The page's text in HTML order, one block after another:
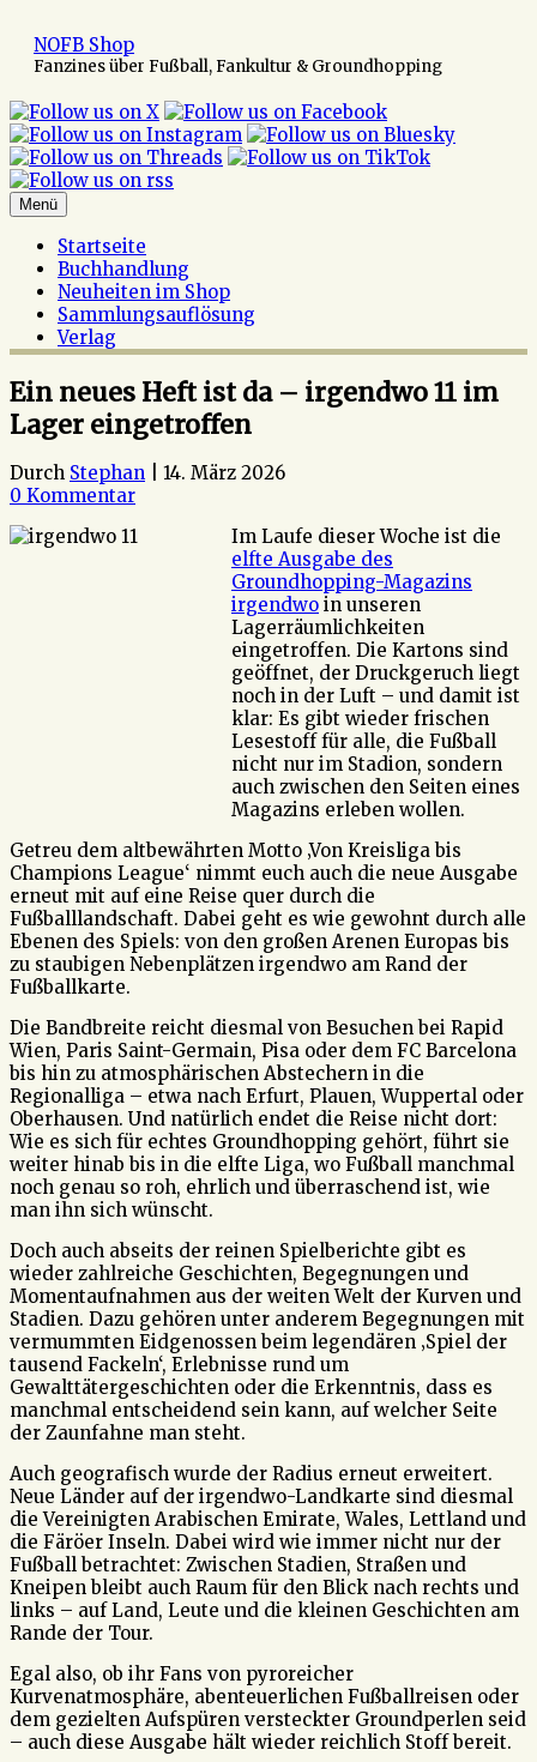
Inhalt
springen
NOFB Shop
Fanzines über Fußball, Fankultur & Groundhopping
Menü
Startseite
Buchhandlung
Neuheiten im Shop
Sammlungsauflösung
Verlag
Ein neues Heft ist da – irgendwo 11 im
Lager eingetroffen
Durch Stephan
14. März 2026
0 Kommentar
Im Laufe dieser Woche ist die
elfte Ausgabe des
Groundhopping-Magazins
irgendwo in unseren
Lagerräumlichkeiten
eingetroffen. Die Kartons sind
geöffnet, der Druckgeruch liegt
noch in der Luft – und damit ist
klar: Es gibt wieder frischen
Lesestoff für alle, die Fußball
nicht nur im Stadion, sondern
auch zwischen den Seiten eines
Magazins erleben wollen.
Getreu dem altbewährten Motto ‚Von Kreisliga bis
Champions League‘ nimmt euch auch die neue Ausgabe
erneut mit auf eine Reise quer durch die
Fußballlandschaft. Dabei geht es wie gewohnt durch alle
Ebenen des Spiels: von den großen Arenen Europas bis
zu staubigen Nebenplätzen irgendwo am Rand der
Fußballkarte.
Die Bandbreite reicht diesmal von Besuchen bei Rapid
Wien, Paris Saint-Germain, Pisa oder dem FC Barcelona
bis hin zu atmosphärischen Abstechern in die
Regionalliga – etwa nach Erfurt, Plauen, Wuppertal oder
Oberhausen. Und natürlich endet die Reise nicht dort:
Wie es sich für echtes Groundhopping gehört, führt sie
weiter hinab bis in die elfte Liga, wo Fußball manchmal
noch genau so roh, ehrlich und überraschend ist, wie
man ihn sich wünscht.
Doch auch abseits der reinen Spielberichte gibt es
wieder zahlreiche Geschichten, Begegnungen und
Momentaufnahmen aus der weiten Welt der Kurven und
Stadien. Dazu gehören unter anderem Begegnungen mit
vermummten Eidgenossen beim legendären ‚Spiel der
tausend Fackeln‘, Erlebnisse rund um
Gewalttätergeschichten oder die Erkenntnis, dass es
manchmal entscheidend sein kann, auf welcher Seite
der Zaunfahne man steht.
Auch geografisch wurde der Radius erneut erweitert.
Neue Länder auf der irgendwo-Landkarte sind diesmal
die Vereinigten Arabischen Emirate, Wales, Lettland und
die Färöer Inseln. Dabei wird wie immer nicht nur der
Fußball betrachtet: Zwischen Stadien, Straßen und
Kneipen bleibt auch Raum für den Blick nach rechts und
links – auf Land, Leute und die kleinen Geschichten am
Rande der Tour.
Egal also, ob ihr Fans von pyroreicher
Kurvenatmosphäre, abenteuerlichen Fußballreisen oder
dem gezielten Aufspüren versteckter Groundperlen seid
– auch diese Ausgabe hält wieder reichlich Stoff bereit.